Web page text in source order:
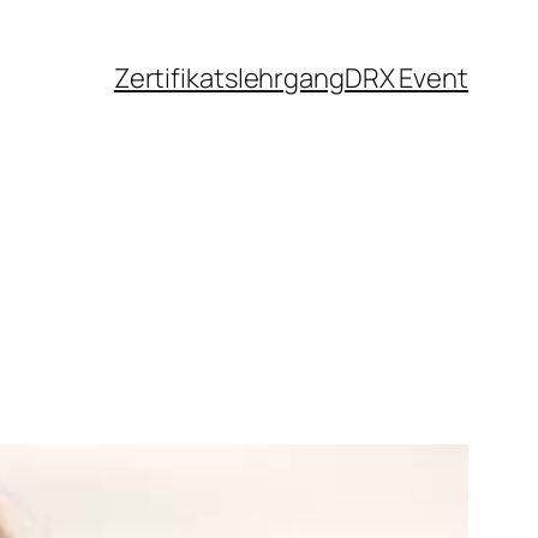
ZertifikatslehrgangDRX Event